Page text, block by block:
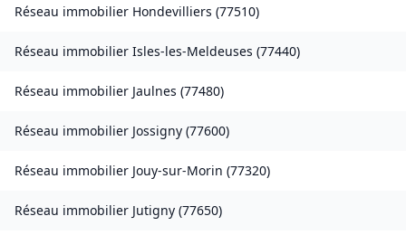
Réseau immobilier Hondevilliers (77510)
Réseau immobilier Isles-les-Meldeuses (77440)
Réseau immobilier Jaulnes (77480)
Réseau immobilier Jossigny (77600)
Réseau immobilier Jouy-sur-Morin (77320)
Réseau immobilier Jutigny (77650)